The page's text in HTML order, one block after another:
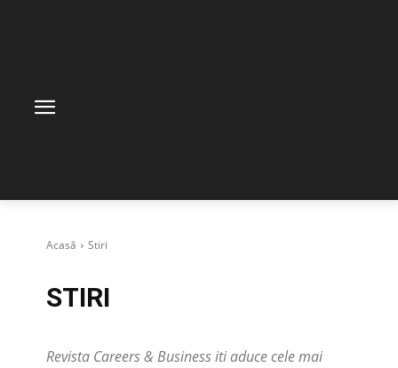
Acasă Stiri
STIRI
Revista Careers & Business iti aduce cele mai